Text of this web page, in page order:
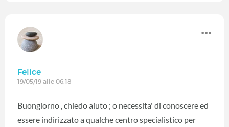
Felice
19/05/19 alle 06:18
Buongiorno , chiedo aiuto ; o necessita' di conoscere ed
essere indirizzato a qualche centro specialistico per